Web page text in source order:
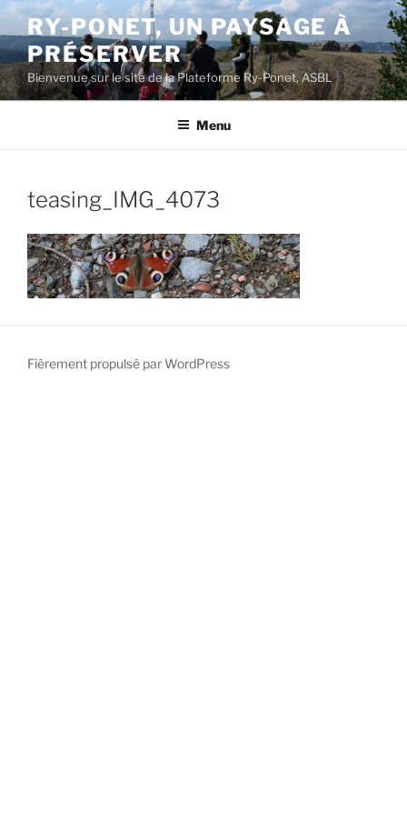
Aller
au
contenu
principal
RY-PONET, UN PAYSAGE À
PRÉSERVER
Bienvenue sur le site de la Plateforme Ry-Ponet, ASBL
Menu
teasing_IMG_4073
Fièrement propulsé par WordPress